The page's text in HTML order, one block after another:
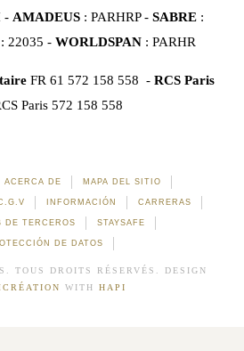
- AMADEUS : PARHRP - SABRE :
: 22035 - WORLDSPAN : PARHR
FR 61 572 158 558 - RCS Paris
Paris 572 158 558
ACERCA DE MAPA DEL SITIO
INFORMACIÓN CARRERAS
DE TERCEROS STAYSAFE
DE DATOS
TOUS DROITS RÉSERVÉS. DESIGN
WITH HAPI